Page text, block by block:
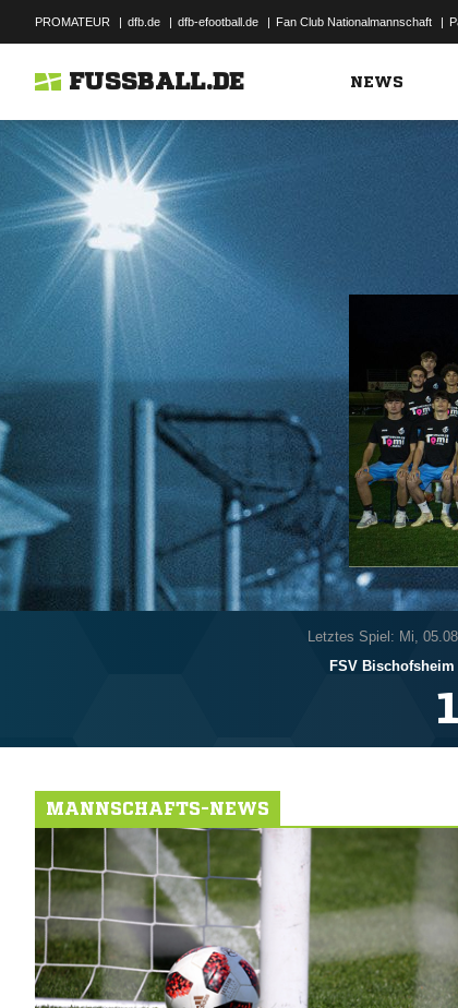
PROMATEUR | dfb.de | dfb-efootball.de | Fan Club Nationalmannschaft |
FUSSBALL.DE NEWS
Letztes Spiel: Mi,
FSV Bischofsheim

MANNSCHAFTS-NEWS